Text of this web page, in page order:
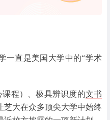
一直是美国大学中的“学术
课程）、极具辨识度的文书
芝大在众多顶尖大学中始终